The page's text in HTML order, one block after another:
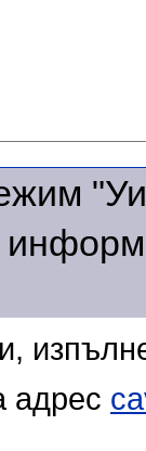
адрес